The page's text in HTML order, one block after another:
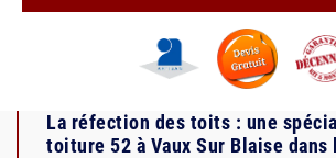
La réfection des toits : une
toiture 52 à Vaux Sur Blaise dans